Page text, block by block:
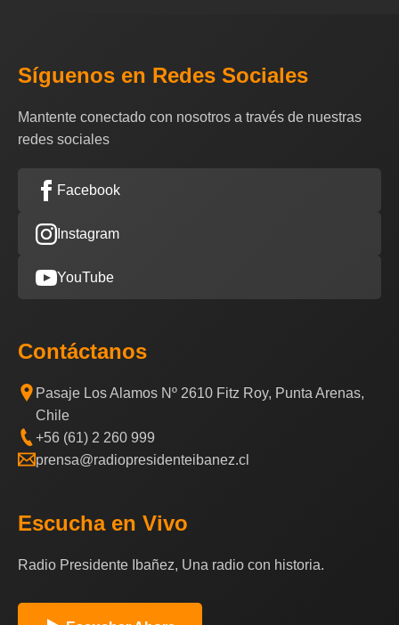
Síguenos en Redes Sociales
Mantente conectado con nosotros a través de nuestras
redes sociales
Facebook
Instagram
YouTube
Contáctanos
Pasaje Los Alamos Nº 2610 Fitz Roy, Punta Arenas,
Chile
+56 (61) 2 260 999
prensa@radiopresidenteibanez.cl
Escucha en Vivo
Radio Presidente Ibañez, Una radio con historia.